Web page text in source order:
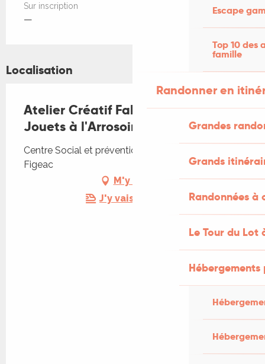
Escape
Top 10 des
famille
Randonner en
Grandes
Grands
Randonnées
Le Tour du Lot
Sur inscription
—
Localisation
Atelier Créatif Fabrication de
Jouets à l'Arrosoir
Centre Social et prévention place vival, 46100
Figeac
M'y rendre
J'y vais en train !